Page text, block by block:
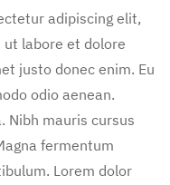
adipiscing elit,
labore et dolore
justo donec enim. Eu
odio aenean.
Nibh mauris cursus
fermentum
Lorem dolor